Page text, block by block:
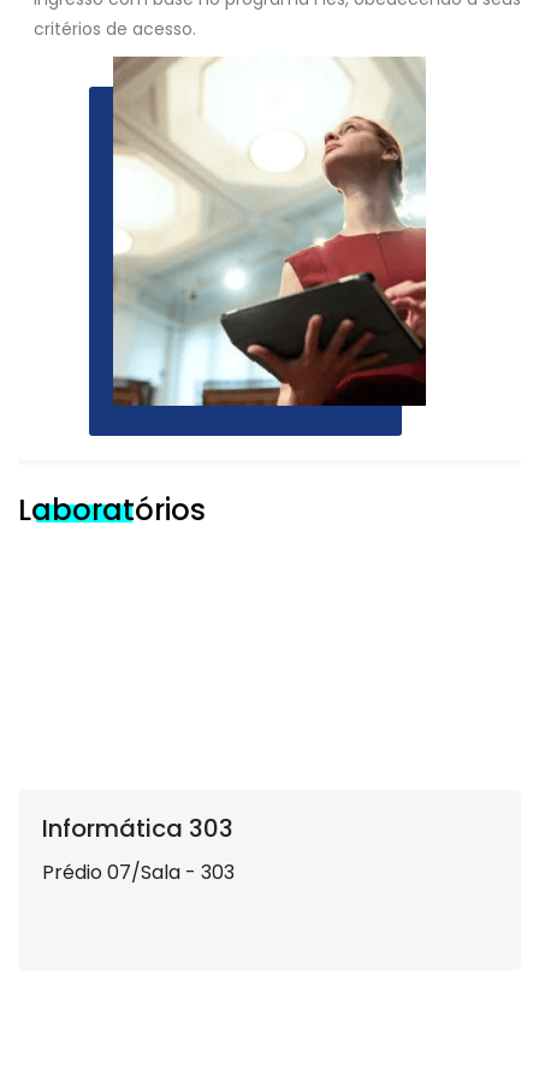
critérios de acesso.
Laboratórios
Informática 303
Prédio 07/Sala - 303